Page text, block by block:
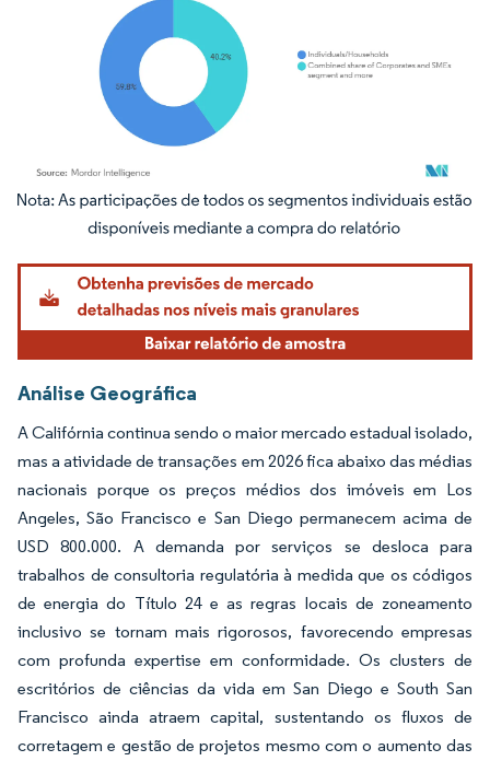
Imagem © Mordor Intelligence. O reuso requer atribuição conforme CC BY 4.0.
Análise Geográfica
A Califórnia continua sendo o maior mercado estadual isolado,
mas a atividade de transações em 2026 fica abaixo das médias
nacionais porque os preços médios dos imóveis em Los
Angeles, São Francisco e San Diego permanecem acima de
USD 800.000. A demanda por serviços se desloca para
trabalhos de consultoria regulatória à medida que os códigos
de energia do Título 24 e as regras locais de zoneamento
inclusivo se tornam mais rigorosos, favorecendo empresas
com profunda expertise em conformidade. Os clusters de
escritórios de ciências da vida em San Diego e South San
Francisco ainda atraem capital, sustentando os fluxos de
corretagem e gestão de projetos mesmo com o aumento das